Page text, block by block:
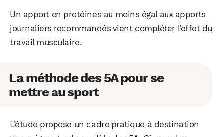
Un apport en protéines au moins égal aux apports
journaliers recommandés vient compléter l’effet du
travail musculaire.
La méthode des 5A pour se
mettre au sport
L’étude propose un cadre pratique à destination